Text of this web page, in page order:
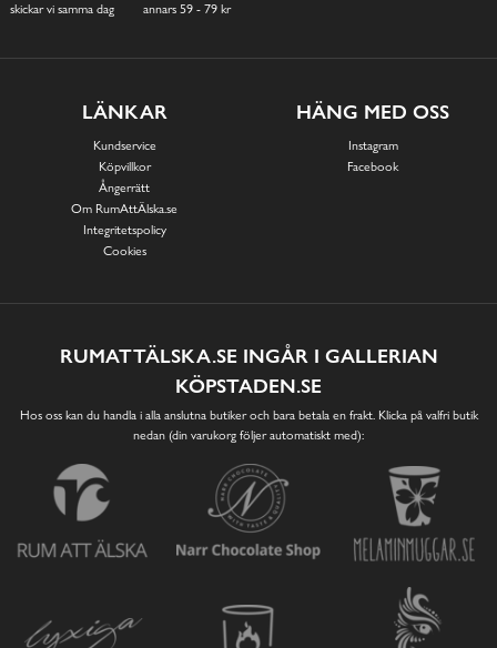
skickar vi samma dag
annars 59 - 79 kr
LÄNKAR
Kundservice
Köpvillkor
Ångerrätt
Om RumAttÄlska.se
Integritetspolicy
Cookies
HÄNG MED OSS
Instagram
Facebook
RUMATTÄLSKA.SE INGÅR I GALLERIAN
KÖPSTADEN.SE
Hos oss kan du handla i alla anslutna butiker och bara betala en frakt. Klicka på valfri butik
nedan (din varukorg följer automatiskt med):